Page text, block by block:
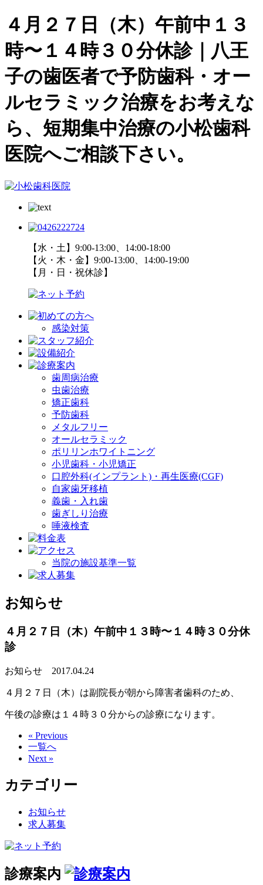
４月２７日（木）午前中１３
時〜１４時３０分休診｜八王
子の歯医者で予防歯科・オー
ルセラミック治療をお考えな
ら、短期集中治療の小松歯科
医院へご相談下さい。
【水・土】9:00-13:00、14:00-18:00
【火・木・金】9:00-13:00、14:00-19:00
【月・日・祝休診】
感染対策
歯周病治療
虫歯治療
矯正歯科
予防歯科
メタルフリー
オールセラミック
ポリリンホワイトニング
小児歯科・小児矯正
口腔外科(インプラント)・再生医療(CGF)
自家歯牙移植
義歯・入れ歯
歯ぎしり治療
唾液検査
当院の施設基準一覧
お知らせ
４月２７日（木）午前中１３時〜１４時３０分休
診
お知らせ 2017.04.24
４月２７日（木）は副院長が朝から障害者歯科のため、
午後の診療は１４時３０分からの診療になります。
« Previous
一覧へ
Next »
カテゴリー
お知らせ
求人募集
診療案内